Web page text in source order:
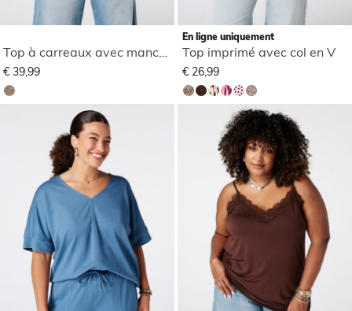
€ 39,99
En ligne uniquement
Top imprimé avec col en V
€ 26,99